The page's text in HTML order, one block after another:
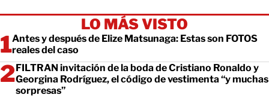
LO MÁS VISTO
Antes y después de Elize Matsunaga: Estas son FOTOS
reales del caso
FILTRAN invitación de la boda de Cristiano Ronaldo y
Georgina Rodríguez, el código de vestimenta “y muchas
sorpresas”